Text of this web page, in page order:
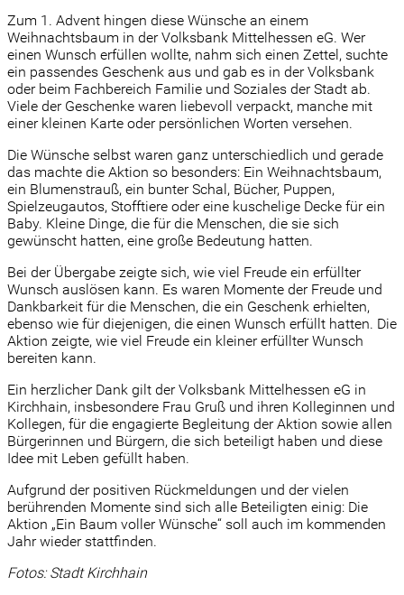
Zum 1. Advent hingen diese Wünsche an einem
Weihnachtsbaum in der Volksbank Mittelhessen eG. Wer
einen Wunsch erfüllen wollte, nahm sich einen Zettel, suchte
ein passendes Geschenk aus und gab es in der Volksbank
oder beim Fachbereich Familie und Soziales der Stadt ab.
Viele der Geschenke waren liebevoll verpackt, manche mit
einer kleinen Karte oder persönlichen Worten versehen.
Die Wünsche selbst waren ganz unterschiedlich und gerade
das machte die Aktion so besonders: Ein Weihnachtsbaum,
ein Blumenstrauß, ein bunter Schal, Bücher, Puppen,
Spielzeugautos, Stofftiere oder eine kuschelige Decke für ein
Baby. Kleine Dinge, die für die Menschen, die sie sich
gewünscht hatten, eine große Bedeutung hatten.
Bei der Übergabe zeigte sich, wie viel Freude ein erfüllter
Wunsch auslösen kann. Es waren Momente der Freude und
Dankbarkeit für die Menschen, die ein Geschenk erhielten,
ebenso wie für diejenigen, die einen Wunsch erfüllt hatten. Die
Aktion zeigte, wie viel Freude ein kleiner erfüllter Wunsch
bereiten kann.
Ein herzlicher Dank gilt der Volksbank Mittelhessen eG in
Kirchhain, insbesondere Frau Gruß und ihren Kolleginnen und
Kollegen, für die engagierte Begleitung der Aktion sowie allen
Bürgerinnen und Bürgern, die sich beteiligt haben und diese
Idee mit Leben gefüllt haben.
Aufgrund der positiven Rückmeldungen und der vielen
berührenden Momente sind sich alle Beteiligten einig: Die
Aktion „Ein Baum voller Wünsche“ soll auch im kommenden
Jahr wieder stattfinden.
Fotos: Stadt Kirchhain